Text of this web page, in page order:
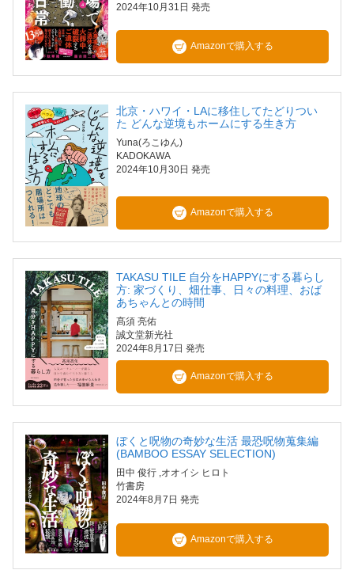
2024年10月31日 発売
Amazonで購入する
北京・ハワイ・LAに移住してたどりつい
た どんな逆境もホームにする生き方
Yuna(ろこゆん)
KADOKAWA
2024年10月30日 発売
Amazonで購入する
TAKASU TILE 自分をHAPPYにする暮らし
方: 家づくり、畑仕事、日々の料理、おば
あちゃんとの時間
髙須 亮佑
誠文堂新光社
2024年8月17日 発売
Amazonで購入する
ぼくと呪物の奇妙な生活 最恐呪物蒐集編
(BAMBOO ESSAY SELECTION)
田中 俊行 ,オオイシ ヒロト
竹書房
2024年8月7日 発売
Amazonで購入する